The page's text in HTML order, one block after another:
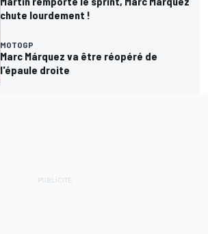
chute lourdement !
MOTOGP
Marc Márquez va être réopéré de
l'épaule droite